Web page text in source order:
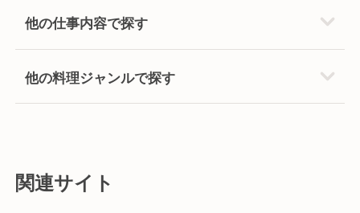
他の仕事内容で探す
他の料理ジャンルで探す
関連サイト